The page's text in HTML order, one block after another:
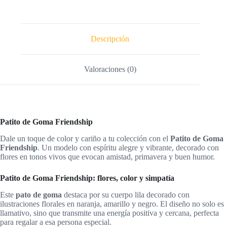
Descripción
Valoraciones (0)
Patito de Goma Friendship
Dale un toque de color y cariño a tu colección con el Patito de Goma
Friendship. Un modelo con espíritu alegre y vibrante, decorado con
flores en tonos vivos que evocan amistad, primavera y buen humor.
Patito de Goma Friendship: flores, color y simpatía
Este pato de goma destaca por su cuerpo lila decorado con
ilustraciones florales en naranja, amarillo y negro. El diseño no solo es
llamativo, sino que transmite una energía positiva y cercana, perfecta
para regalar a esa persona especial.